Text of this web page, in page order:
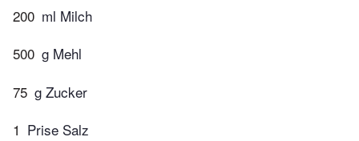
200 ml Milch
500 g Mehl
75 g Zucker
1 Prise Salz